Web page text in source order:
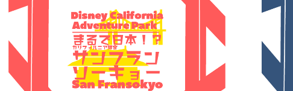
の貸し出しの誤算
SBA融資と良い借入の判断基準
2026.07.15